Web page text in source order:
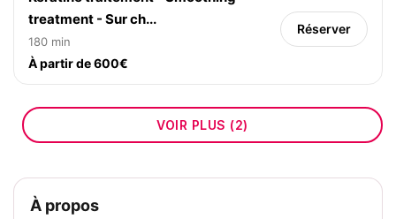
treatment - Sur ch...
180 min
À partir de 600€
Réserver
VOIR PLUS (2)
À propos